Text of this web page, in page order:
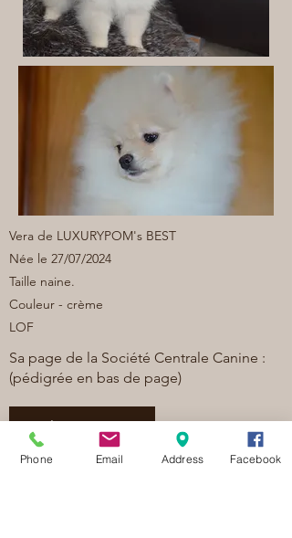
Vera de LUXURYPOM's BEST
Née le 27/07/2024
Taille naine.
Couleur - crème
LOF
Sa page de la Société Centrale Canine :
(pédigrée en bas de page)
Cliquez ici
Previous
Phone Email Address Facebook